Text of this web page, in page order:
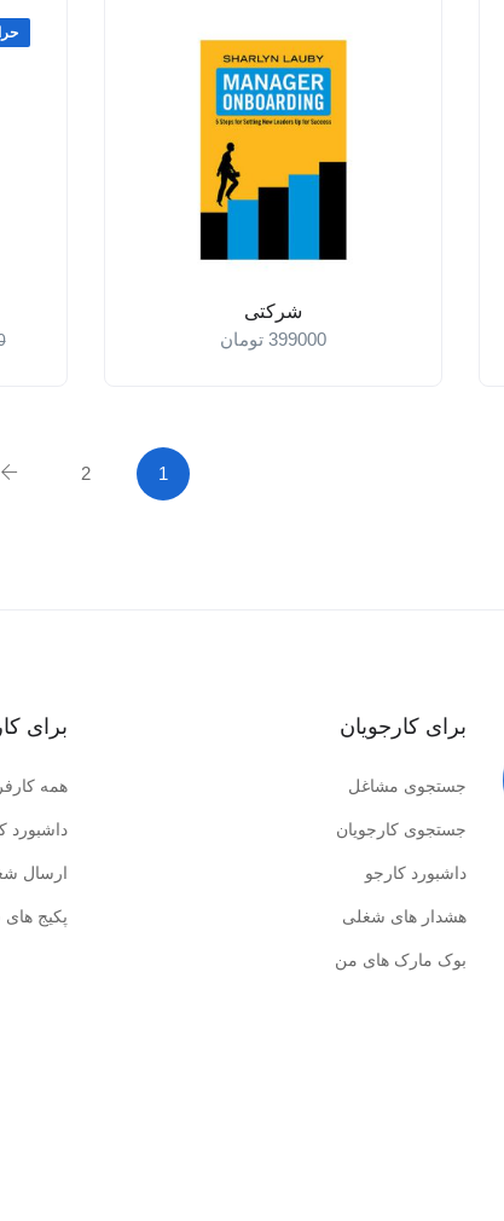
شرکتی
399000 تومان
1
2
برای کارجویان
جستجوی مشاغل
جستجوی کارجویان
داشبورد کارجو
هشدار های شغلی
بوک مارک های من
برای
همه
داشبورد
ارسال
پکیج